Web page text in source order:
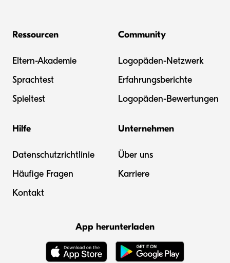
Ressourcen
Eltern-Akademie
Sprachtest
Spieltest
Community
Logopäden-Netzwerk
Erfahrungsberichte
Logopäden-Bewertungen
Hilfe
Datenschutzrichtlinie
Häufige Fragen
Kontakt
Unternehmen
Über uns
Karriere
App herunterladen